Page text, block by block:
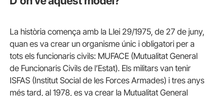
La història comença amb la Llei 29/1975, de 27 de juny,
quan es va crear un organisme únic i obligatori per a
tots els funcionaris civils: MUFACE (Mutualitat General
de Funcionaris Civils de l’Estat). Els militars van tenir
ISFAS (Institut Social de les Forces Armades) i tres anys
més tard, al 1978, es va crear la Mutualitat General